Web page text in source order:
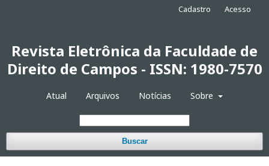
Revista Eletrônica da Faculdade de
Direito de Campos - ISSN: 1980-7570
Atual Arquivos Notícias Sobre
Buscar
Cadastro Acesso